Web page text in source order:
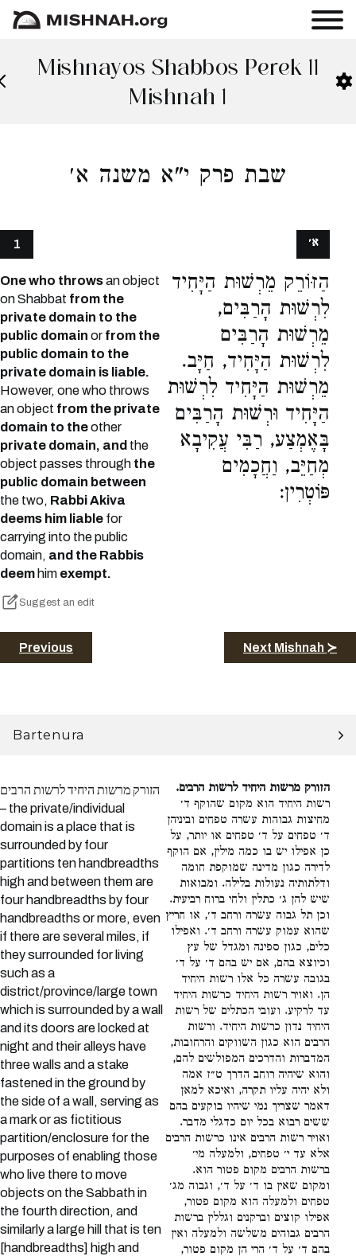
Mishnayos Shabbos Perek 11
Mishnah 1
שבת פרק י"א משנה א׳
1
One who throwsan object
on Shabbat from the
private domain to the
public domain or from the
public domain to the
private domain is liable.
However, one who throws
an object from the private
domain to theother
private domain, and the
object passes through the
public domain between
the two, Rabbi Akiva
deems him liable for
carrying into the public
domain, and the Rabbis
deem him exempt.
Suggest an edit
הַזּוֹרֵק מֵרְשׁוּת הַיָּחִיד
לִרְשׁוּת הָרַבִּים,
מֵרְשׁוּת הָרַבִּים
לִרְשׁוּת הַיָּחִיד, חַיָּב.
מֵרְשׁוּת הַיָּחִיד לִרְשׁוּת
הַיָּחִיד וּרְשׁוּת הָרַבִּים
בָּאֶמְצַע, רַבִּי עֲקִיבָא
מְחַיֵּב, וַחֲכָמִים
פּוֹטְרִין:
א׳
Previous Next Mishnah ≻
Bartenura
הזורק מרשות היחיד לרשות הרבים
– the private/individual
domain is a place that is
surrounded by four
partitions ten handbreadths
high and between them are
four handbreadths by four
handbreadths or more, even
if there are several miles, if
they surrounded for living
such as a
district/province/large town
which is surrounded by a wall
and its doors are locked at
night and their alleys have
three walls and a stake
fastened in the ground by
the side of a wall, serving as
a mark or as fictitious
partition/enclosure for the
purposes of enabling those
who live there to move
objects on the Sabbath in
the fourth direction, and
similarly a large hill that is ten
[handbreadths] high and
הזורק מרשות היחיד לרשות הרבים.
רשות היחיד הוא מקום שהוקף ד׳
מחיצות גבוהות עשרה טפחים וביניהן
ד׳ טפחים על ד׳ טפחים או יותר, על
כן אפילו יש בו כמה מילין, אם הוקף
לדירה כגון מדינה שמוקפת חומה
ודלתותיה נעולות בלילה. ומבואות
שיש להן ג׳ כתלין ולחי ברוח רביעית.
וכן תל גבוה עשרה ורחב ד׳, או חריץ
שהוא עמוק עשרה ורחב ד׳. ואפילו
כלים, כגון ספינה ומגדל של עץ
וכיוצא בהם, אם יש בהם ד׳ על ד׳
בגובה עשרה כל אלו רשות היחיד
הן. ואויר רשות היחיד כרשות היחיד
עד לרקיע. ועובי הכתלים של רשות
היחיד נדון כרשות היחיד. ורשות
הרבים הוא כגון השווקים והרחובות,
המדברות והדרכים המפולשים להם,
והוא שיהיה רוחב הדרך ט״ז אמה
ולא יהיה עליו תקרה, ואיכא למאן
דאמר שצריך נמי שיהיו בוקעים בהם
ששים רבוא בכל יום כדגלי מדבר.
ואויר רשות הרבים אינו כרשות הרבים
אלא עד י׳ טפחים, ולמעלה מי׳
ברשות הרבים מקום פטור הוא.
ומקום שאין בו ד׳ על ד׳, וגבוה מג׳
טפחים ולמעלה הוא מקום פטור,
אפילו קוצים וברקנים וגללין ברשות
הרבים גבוהים משלשה ולמעלה ואין
בהם ד׳ על ד׳ הרי הן מקום פטור,